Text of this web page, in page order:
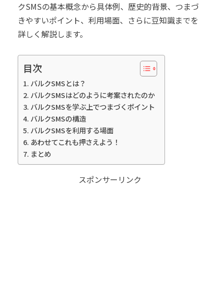
クSMSの基本概念から具体例、歴史的背景、つまづ
きやすいポイント、利用場面、さらに豆知識までを
詳しく解説します。
目次
バルクSMSとは？
バルクSMSはどのように考案されたのか
バルクSMSを学ぶ上でつまづくポイント
バルクSMSの構造
バルクSMSを利用する場面
あわせてこれも押さえよう！
まとめ
スポンサーリンク